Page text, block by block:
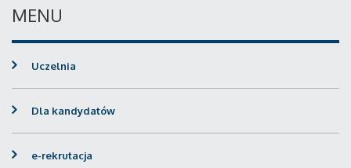
MENU
Uczelnia
Dla kandydatów
e-rekrutacja